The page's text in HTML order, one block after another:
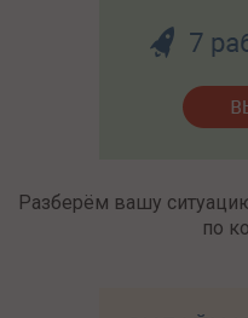
Разберём вашу
по